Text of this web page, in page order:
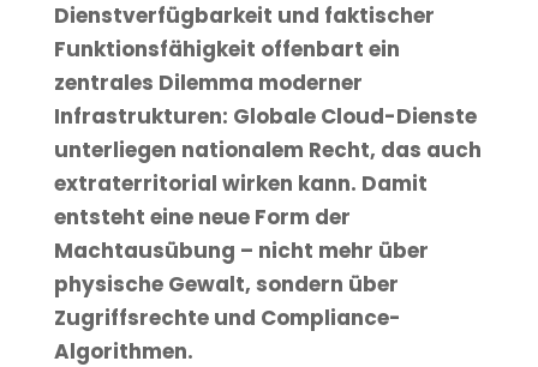
Dienstverfügbarkeit und faktischer
Funktionsfähigkeit offenbart ein
zentrales Dilemma moderner
Infrastrukturen: Globale Cloud-Dienste
unterliegen nationalem Recht, das auch
extraterritorial wirken kann. Damit
entsteht eine neue Form der
Machtausübung – nicht mehr über
physische Gewalt, sondern über
Zugriffsrechte und Compliance-
Algorithmen.